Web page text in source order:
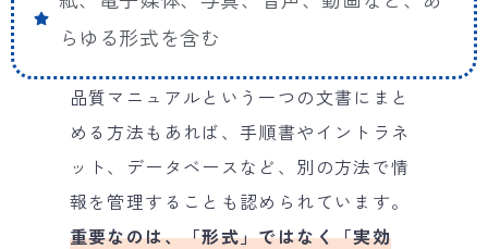
らゆる形式を含む
品質マニュアルという一つの文書にまと
める方法もあれば、手順書やイントラネ
ット、データベースなど、別の方法で情
報を管理することも認められています。
重要なのは、「形式」ではなく「実効